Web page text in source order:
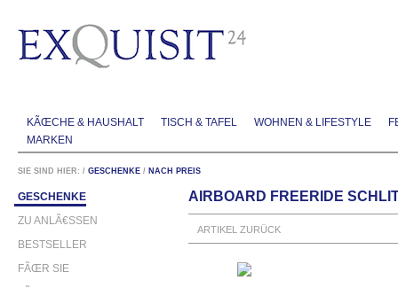
KÃŒCHE & HAUSHALT TISCH & TAFEL WOHNEN & LIFESTYLE
MARKEN
SIE SIND HIER: / GESCHENKE / NACH PREIS
GESCHENKE
ZU ANLÃ€SSEN
BESTSELLER
FÃŒR SIE
AIRBOARD FREERIDE
ARTIKEL ZURÜCK